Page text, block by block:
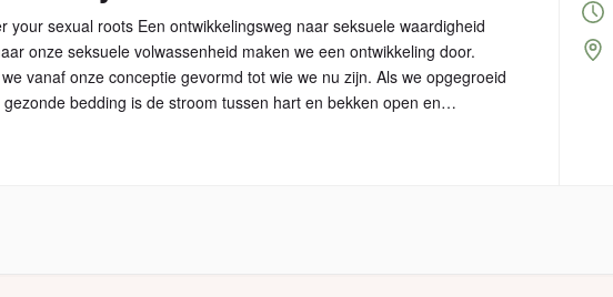
your sexual roots Een ontwikkelingsweg naar seksuele waardigheid
onze seksuele volwassenheid maken we een ontwikkeling door.
vanaf onze conceptie gevormd tot wie we nu zijn. Als we opgegroeid
bedding is de stroom tussen hart en bekken open en